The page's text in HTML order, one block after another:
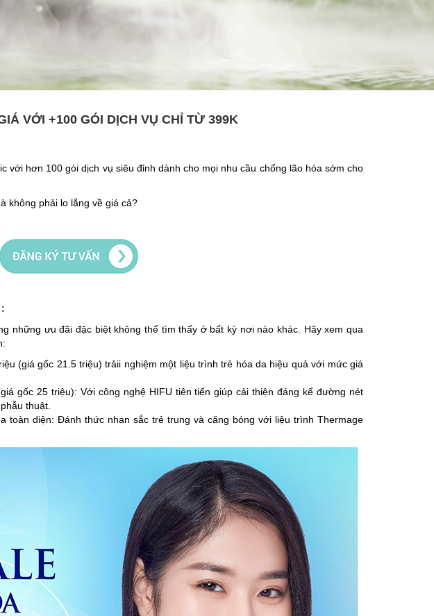
VỚI +100 GÓI DỊCH VỤ CHỈ TỪ 399K
với hơn 100 gói dịch vụ siêu đỉnh dành cho mọi nhu cầu chống lão hóa sớm cho
không phải lo lắng về giá cả?
những ưu đãi đặc biệt không thể tìm thấy ở bất kỳ nơi nào khác. Hãy xem qua
(giá gốc 21.5 triệu) trảii nghiệm một liệu trình trẻ hóa da hiệu quả với mức giá
gốc 25 triệu): Với công nghệ HIFU tiên tiến giúp cải thiện đáng kể đường nét
thuật.
toàn diện: Đánh thức nhan sắc trẻ trung và căng bóng với liệu trình Thermage